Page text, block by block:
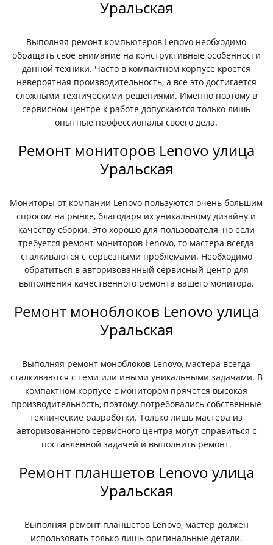
Уральская
Выполняя ремонт компьютеров Lenovo необходимо
обращать свое внимание на конструктивные особенности
данной техники. Часто в компактном корпусе кроется
невероятная производительность, а все это достигается
сложными техническими решениями. Именно поэтому в
сервисном центре к работе допускаются только лишь
опытные профессионалы своего дела.
Ремонт мониторов Lenovo улица
Уральская
Мониторы от компании Lenovo пользуются очень большим
спросом на рынке, благодаря их уникальному дизайну и
качеству сборки. Это хорошо для пользователя, но если
требуется ремонт мониторов Lenovo, то мастера всегда
сталкиваются с серьезными проблемами. Необходимо
обратиться в авторизованный сервисный центр для
выполнения качественного ремонта вашего монитора.
Ремонт моноблоков Lenovo улица
Уральская
Выполняя ремонт моноблоков Lenovo, мастера всегда
сталкиваются с теми или иными уникальными задачами. В
компактном корпусе с монитором прячется высокая
производительность, поэтому потребовались собственные
технические разработки. Только лишь мастера из
авторизованного сервисного центра могут справиться с
поставленной задачей и выполнить ремонт.
Ремонт планшетов Lenovo улица
Уральская
Выполняя ремонт планшетов Lenovo, мастер должен
использовать только лишь оригинальные детали.